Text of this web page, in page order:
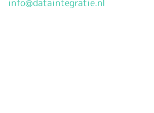
info@dataintegratie.nl